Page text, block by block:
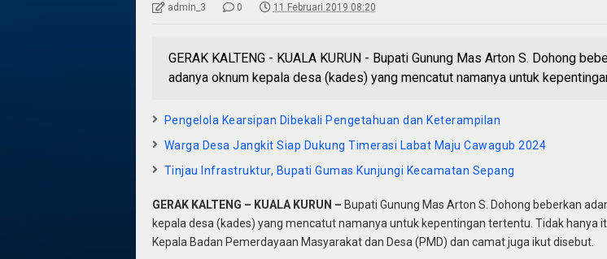
admin_3 0 11 Februari 2019 08:20
GERAK KALTENG - KUALA KURUN - Bupati Gunung Mas Arton S. Dohong
adanya oknum kepala desa (kades) yang mencatut namanya untuk
Pengelola Kearsipan Dibekali Pengetahuan dan Keterampilan
Warga Desa Jangkit Siap Dukung Timerasi Labat Maju Cawagub 2024
Tinjau Infrastruktur, Bupati Gumas Kunjungi Kecamatan Sepang
GERAK KALTENG – KUALA KURUN – Bupati Gunung Mas Arton S. Dohong beberkan
kepala desa (kades) yang mencatut namanya untuk kepentingan tertentu. Tidak hanya
Kepala Badan Pemerdayaan Masyarakat dan Desa (PMD) dan camat juga ikut disebut.